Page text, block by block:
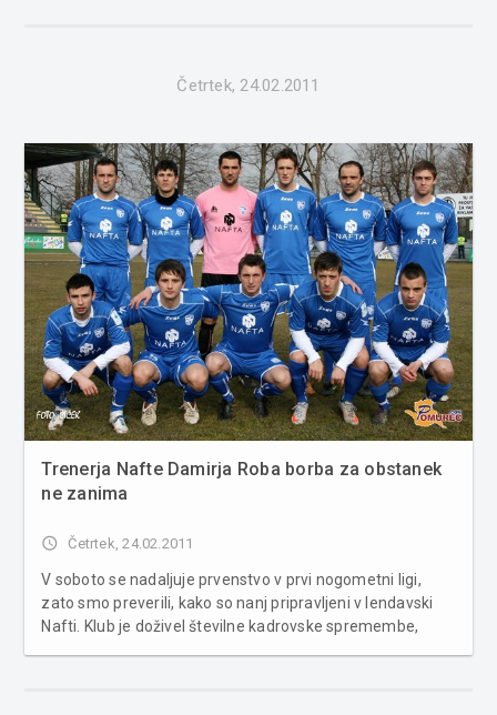
Četrtek, 24.02.2011
Trenerja Nafte Damirja Roba borba za obstanek
ne zanima
access_time Četrtek, 24.02.2011
V soboto se nadaljuje prvenstvo v prvi nogometni ligi,
zato smo preverili, kako so nanj pripravljeni v lendavski
Nafti. Klub je doživel številne kadrovske spremembe,